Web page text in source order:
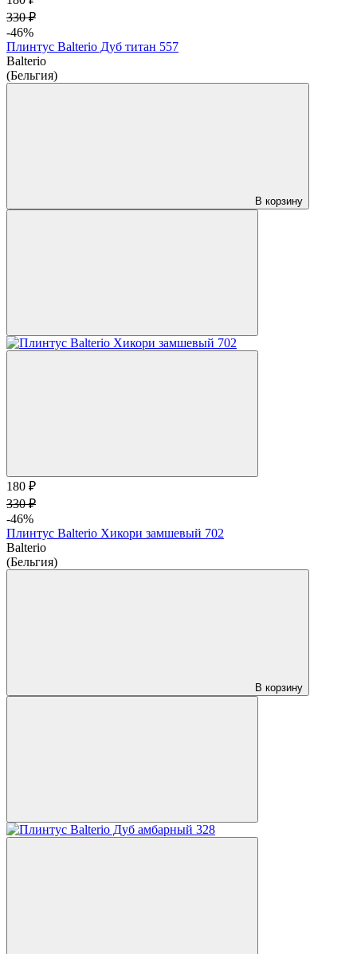
330 ₽
-46%
Плинтус Balterio Дуб титан 557
Balterio
(Бельгия)
В корзину
180 ₽
330 ₽
-46%
Плинтус Balterio Хикори замшевый 702
Balterio
(Бельгия)
В корзину